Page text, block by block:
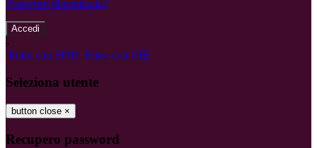
Password dimenticata?
-
Entra con SPID Entra con CIE
Seleziona utente
button close ×
Recupero password